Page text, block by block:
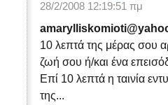
28/2/2008 12:19:51 πμ
10 λεπτά της μέρας σου
ζωή σου ή/και ένα
Επί 10 λεπτά η ταινία
της...